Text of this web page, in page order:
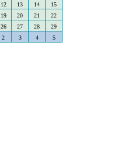
12 13 14
15
19 20 21
22
26 27 28
29
2 3 4 5